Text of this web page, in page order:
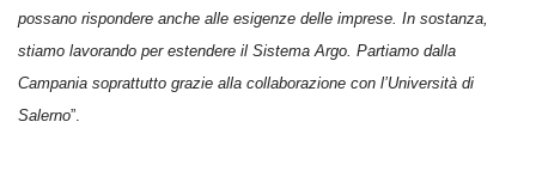
possano rispondere anche alle esigenze delle imprese. In sostanza,
stiamo lavorando per estendere il Sistema Argo. Partiamo dalla
Campania soprattutto grazie alla collaborazione con l’Università di
Salerno”.